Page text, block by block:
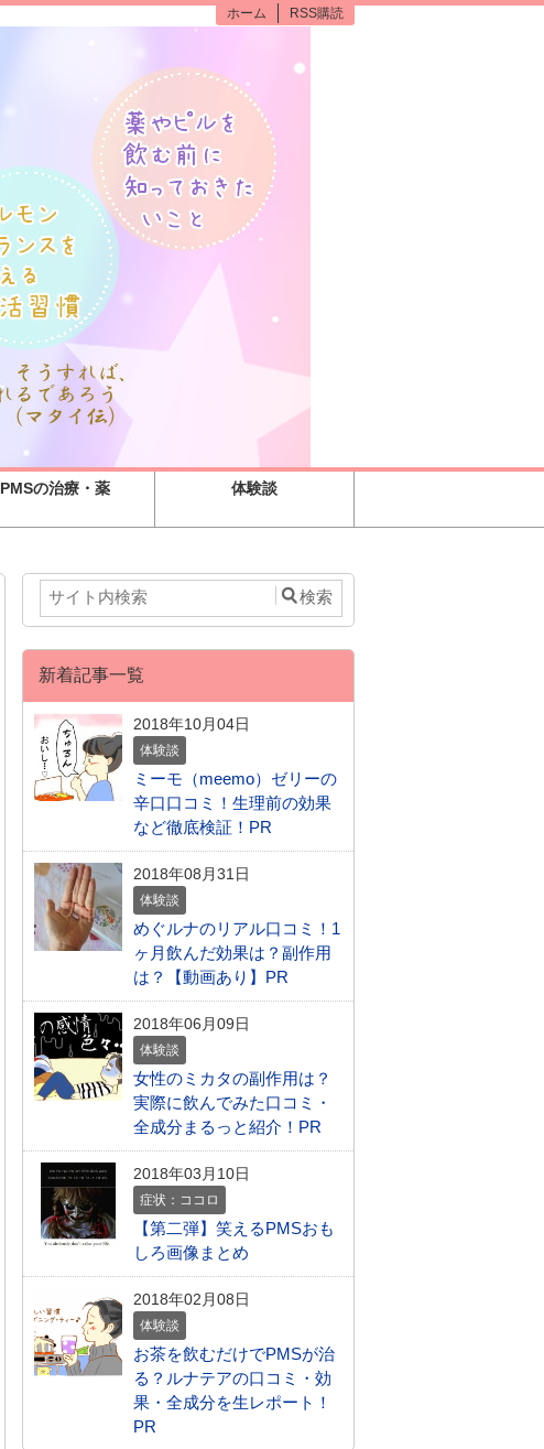
RSS購読
ホーム
PMSの治療・薬 体験談
新着記事一覧
2018年10月04日
体験談
ミーモ（meemo）ゼリーの
辛口口コミ！生理前の効果
など徹底検証！PR
2018年08月31日
体験談
めぐルナのリアル口コミ！1
ヶ月飲んだ効果は？副作用
は？【動画あり】PR
2018年06月09日
体験談
女性のミカタの副作用は？
実際に飲んでみた口コミ・
全成分まるっと紹介！PR
2018年03月10日
症状：ココロ
【第二弾】笑えるPMSおも
しろ画像まとめ
2018年02月08日
体験談
お茶を飲むだけでPMSが治
る？ルナテアの口コミ・効
果・全成分を生レポート！
PR